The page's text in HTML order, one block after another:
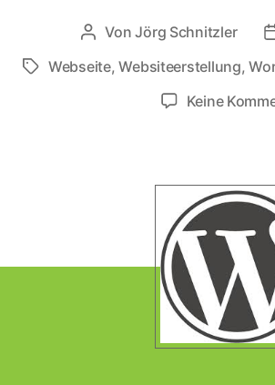
Beitragsautor
VonJörg Schnitzler
Schlagwörter
Webseite,Websiteerstellung,
Keine